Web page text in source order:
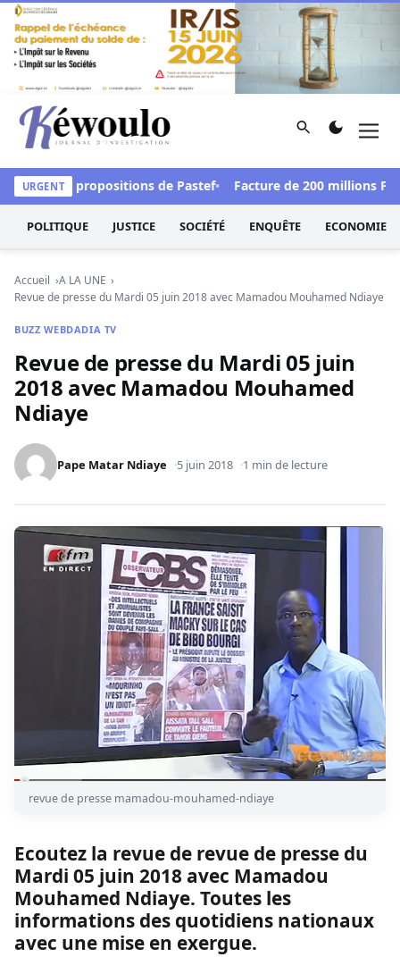
Aller au contenu
Kéwoulo, le premier site d'information et d'investigation
Rechercher
URGENT
les propositions de Pastef Facture de 200 millions FCFA
POLITIQUE JUSTICE SOCIÉTÉ ENQUÊTE ECONOMIE
Accueil
A LA UNE
Revue de presse du Mardi 05 juin 2018 avec Mamadou Mouhamed Ndiaye
BUZZ WEBDADIA TV
Revue de presse du Mardi 05 juin
2018 avec Mamadou Mouhamed
Ndiaye
Pape Matar Ndiaye 5 juin 2018 1 min de lecture
revue de presse mamadou-mouhamed-ndiaye
Ecoutez la revue de revue de presse du
Mardi 05 juin 2018 avec Mamadou
Mouhamed Ndiaye. Toutes les
informations des quotidiens nationaux
avec une mise en exergue.